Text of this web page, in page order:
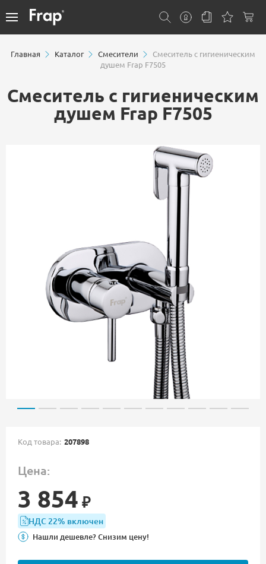
Главная Каталог Смесители
Смеситель с гигиеническим
душем Frap F7505
Смеситель с гигиеническим
душем Frap F7505
Код товара: 207898
Цена:
3 854 ₽
НДС 22% включен
Нашли дешевле? Снизим цену!